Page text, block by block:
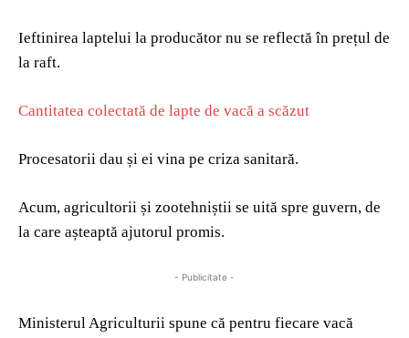
Ieftinirea laptelui la producător nu se reflectă în prețul de
la raft.
Cantitatea colectată de lapte de vacă a scăzut
Procesatorii dau și ei vina pe criza sanitară.
Acum, agricultorii și zootehniștii se uită spre guvern, de
la care așteaptă ajutorul promis.
- Publicitate -
Ministerul Agriculturii spune că pentru fiecare vacă